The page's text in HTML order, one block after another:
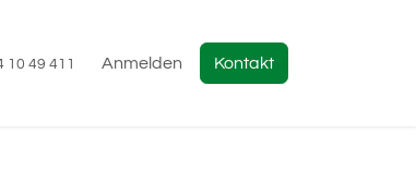
10 49 411 Anmelden Kontakt